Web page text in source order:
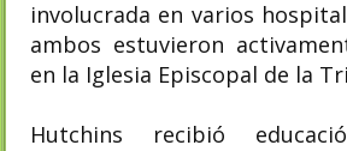
involucrada en varios
ambos estuvieron
en la Iglesia Episcopal de la
Hutchins recibió